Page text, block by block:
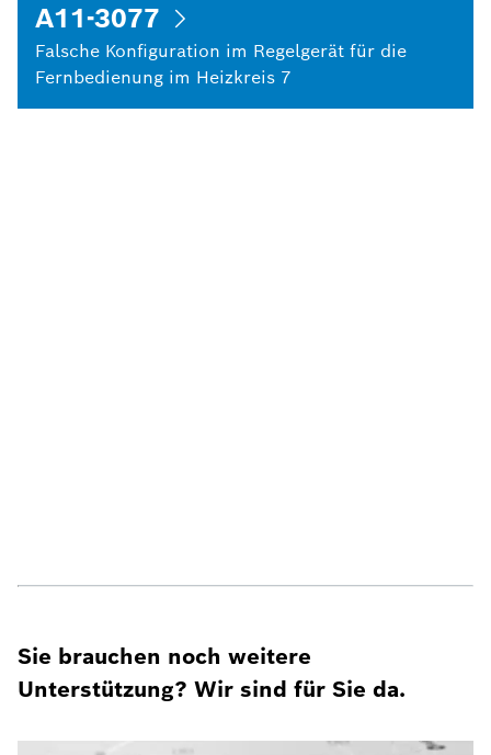
A11-3077
Falsche Konfiguration im Regelgerät für die
Fernbedienung im Heizkreis 7
Sie brauchen noch weitere
Unterstützung? Wir sind für Sie da.